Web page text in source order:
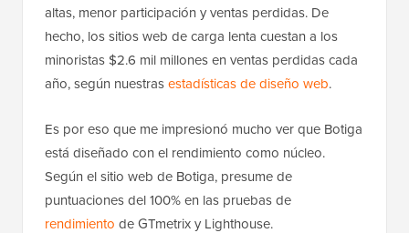
altas, menor participación y ventas perdidas. De
hecho, los sitios web de carga lenta cuestan a los
minoristas $2.6 mil millones en ventas perdidas cada
año, según nuestrasestadísticas de diseño web.
Es por eso que me impresionó mucho ver que Botiga
está diseñado con el rendimiento como núcleo.
Según el sitio web de Botiga, presume de
puntuaciones del 100% en las pruebas de
rendimiento de GTmetrix y Lighthouse.